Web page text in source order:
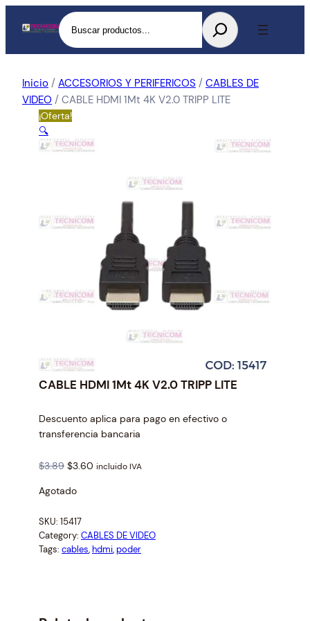
Buscar
Inicio / ACCESORIOS Y PERIFERICOS / CABLES DE
VIDEO / CABLE HDMI 1Mt 4K V2.0 TRIPP LITE
¡Oferta!
🔍
CABLE HDMI 1Mt 4K V2.0 TRIPP LITE
Descuento aplica para pago en efectivo o
transferencia bancaria
$3.89 O
i
i
n
a
i
$3.60 C
n
t
incluido IVA
Agotado
SKU: 15417
Category: CABLES DE VIDEO
Tags: cables, hdmi, poder